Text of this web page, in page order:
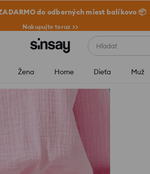
do odberných miest balíkovo 📦
Nakupujte teraz >>
Hľadať
Žena Home Dieťa Muž